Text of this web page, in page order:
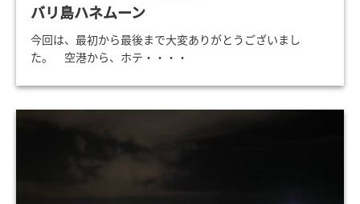
バリ島ハネムーン
今回は、最初から最後まで大変ありがとうございまし
た。 空港から、ホテ・・・・